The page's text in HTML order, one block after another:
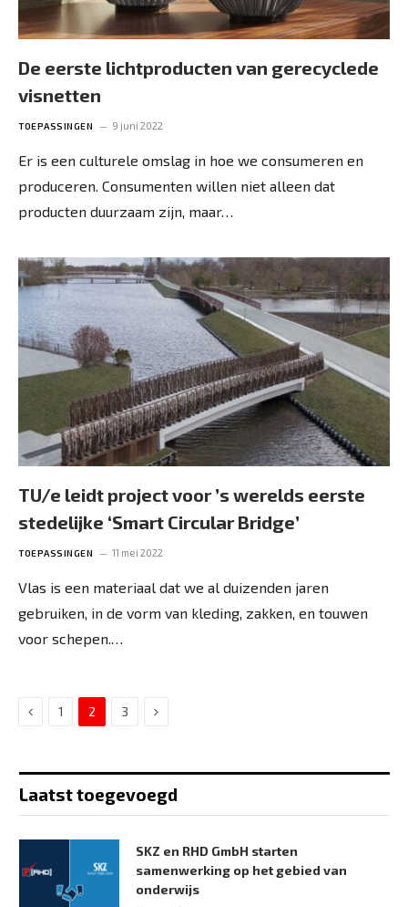
De eerste lichtproducten van gerecyclede
visnetten
TOEPASSINGEN 9 juni 2022
Er is een culturele omslag in hoe we consumeren en
produceren. Consumenten willen niet alleen dat
producten duurzaam zijn, maar…
TU/e leidt project voor ’s werelds eerste
stedelijke ‘Smart Circular Bridge’
TOEPASSINGEN 11 mei 2022
Vlas is een materiaal dat we al duizenden jaren
gebruiken, in de vorm van kleding, zakken, en touwen
voor schepen.…
Previous
1 2 3 Next
Laatst toegevoegd
SKZ en RHD GmbH starten
samenwerking op het gebied van
onderwijs